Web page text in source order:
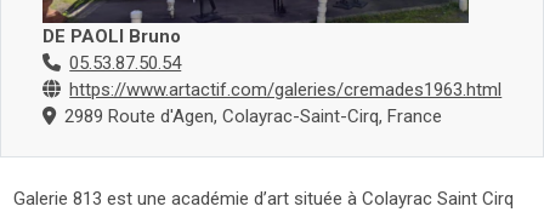
DE PAOLI Bruno
05.53.87.50.54
https://www.artactif.com/galeries/cremades1963.html
2989 Route d'Agen, Colayrac-Saint-Cirq, France
Galerie 813 est une académie d’art située à Colayrac Saint Cirq